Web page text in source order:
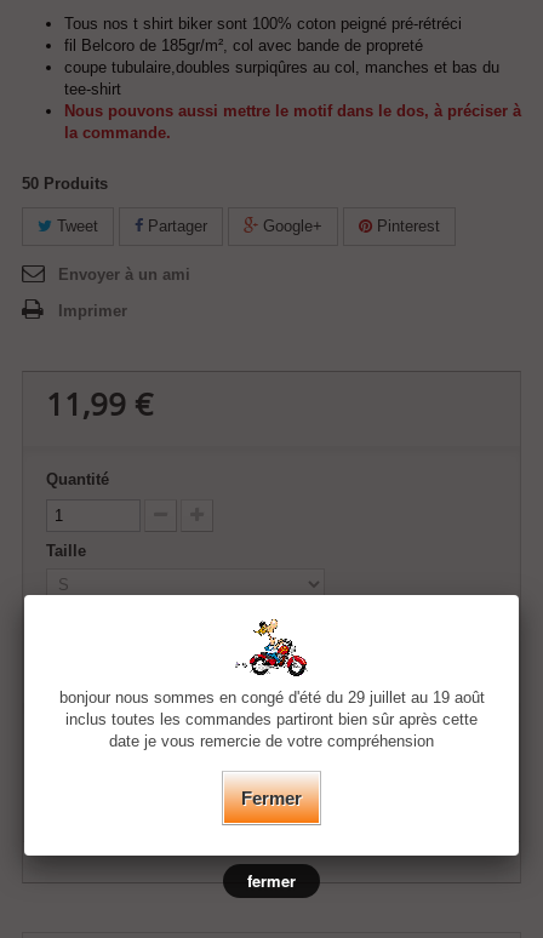
Tous nos t shirt biker sont 100% coton peigné pré-rétréci
fil Belcoro de 185gr/m², col avec bande de propreté
coupe tubulaire,doubles surpiqûres au col, manches et bas du
tee-shirt
Nous pouvons aussi mettre le motif dans le dos, à préciser à
la commande.
50 Produits
Tweet Partager Google+ Pinterest
Envoyer à un ami
Imprimer
11,99 €
Quantité
Taille
Ajouter au panier
Ajouter à ma liste d'envies
bonjour nous sommes en congé d'été du 29 juillet au 19 août
inclus toutes les commandes partiront bien sûr après cette
date je vous remercie de votre compréhension
Fermer
fermer